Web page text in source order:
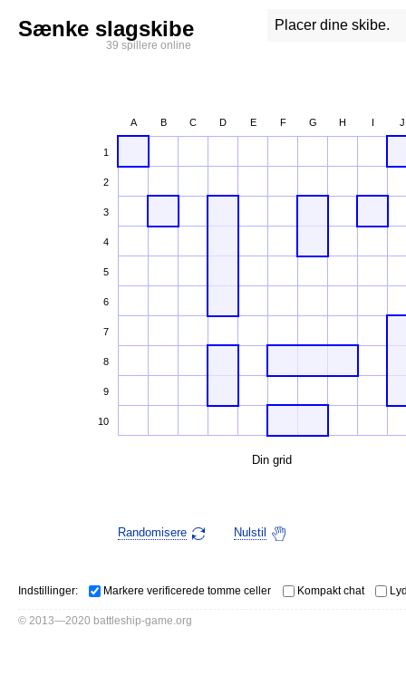
Sænke slagskibe
39 spillere online
Placer dine skibe.
1
A B C D E F G H I J
2
3
4
5
6
7
8
9
10
Din grid
Randomisere Nulstil
Indstillinger: Markere verificerede tomme celler Kompakt chat
© 2013—2020 battleship-game.org